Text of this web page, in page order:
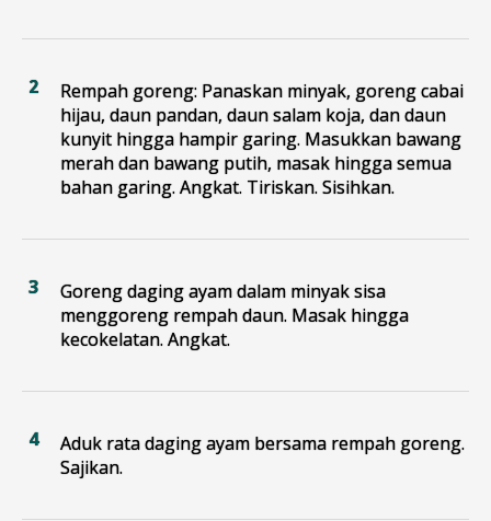
Rempah goreng: Panaskan minyak, goreng cabai
hijau, daun pandan, daun salam koja, dan daun
kunyit hingga hampir garing. Masukkan bawang
merah dan bawang putih, masak hingga semua
bahan garing. Angkat. Tiriskan. Sisihkan.
Goreng daging ayam dalam minyak sisa
menggoreng rempah daun. Masak hingga
kecokelatan. Angkat.
Aduk rata daging ayam bersama rempah goreng.
Sajikan.